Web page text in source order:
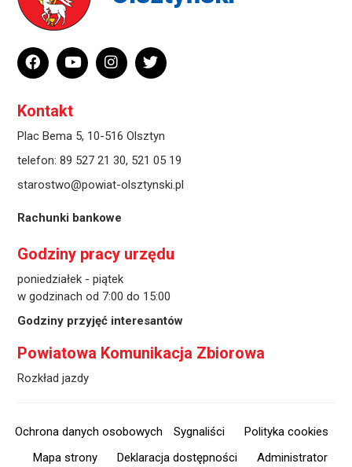
Kontakt
Plac Bema 5, 10-516 Olsztyn
telefon: 89 527 21 30, 521 05 19
starostwo@powiat-olsztynski.pl
Rachunki bankowe
Godziny pracy urzędu
poniedziałek - piątek
w godzinach od 7:00 do 15:00
Godziny przyjęć interesantów
Powiatowa Komunikacja Zbiorowa
Rozkład jazdy
Ochrona danych osobowych Sygnaliści
Polityka cookies
Mapa strony
Deklaracja dostępności Administrator